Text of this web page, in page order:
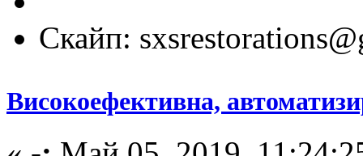
Скайп:
Високоефективна,